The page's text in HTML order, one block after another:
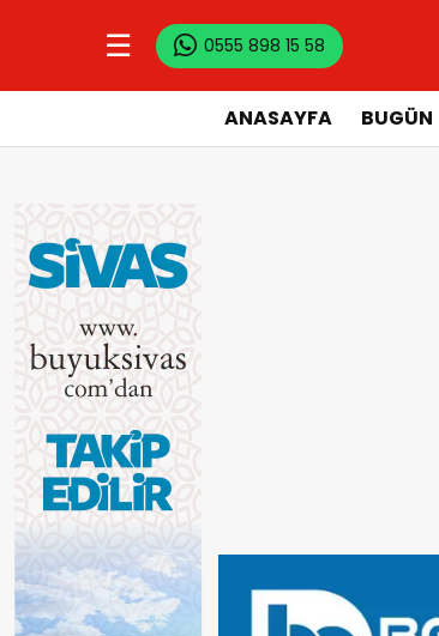
☰ 0555 898 15 58
ANASAYFA BUGÜN